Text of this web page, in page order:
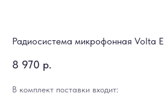
Радиосистема микрофонная Volta
8 970 р.
В комплект поставки входит: